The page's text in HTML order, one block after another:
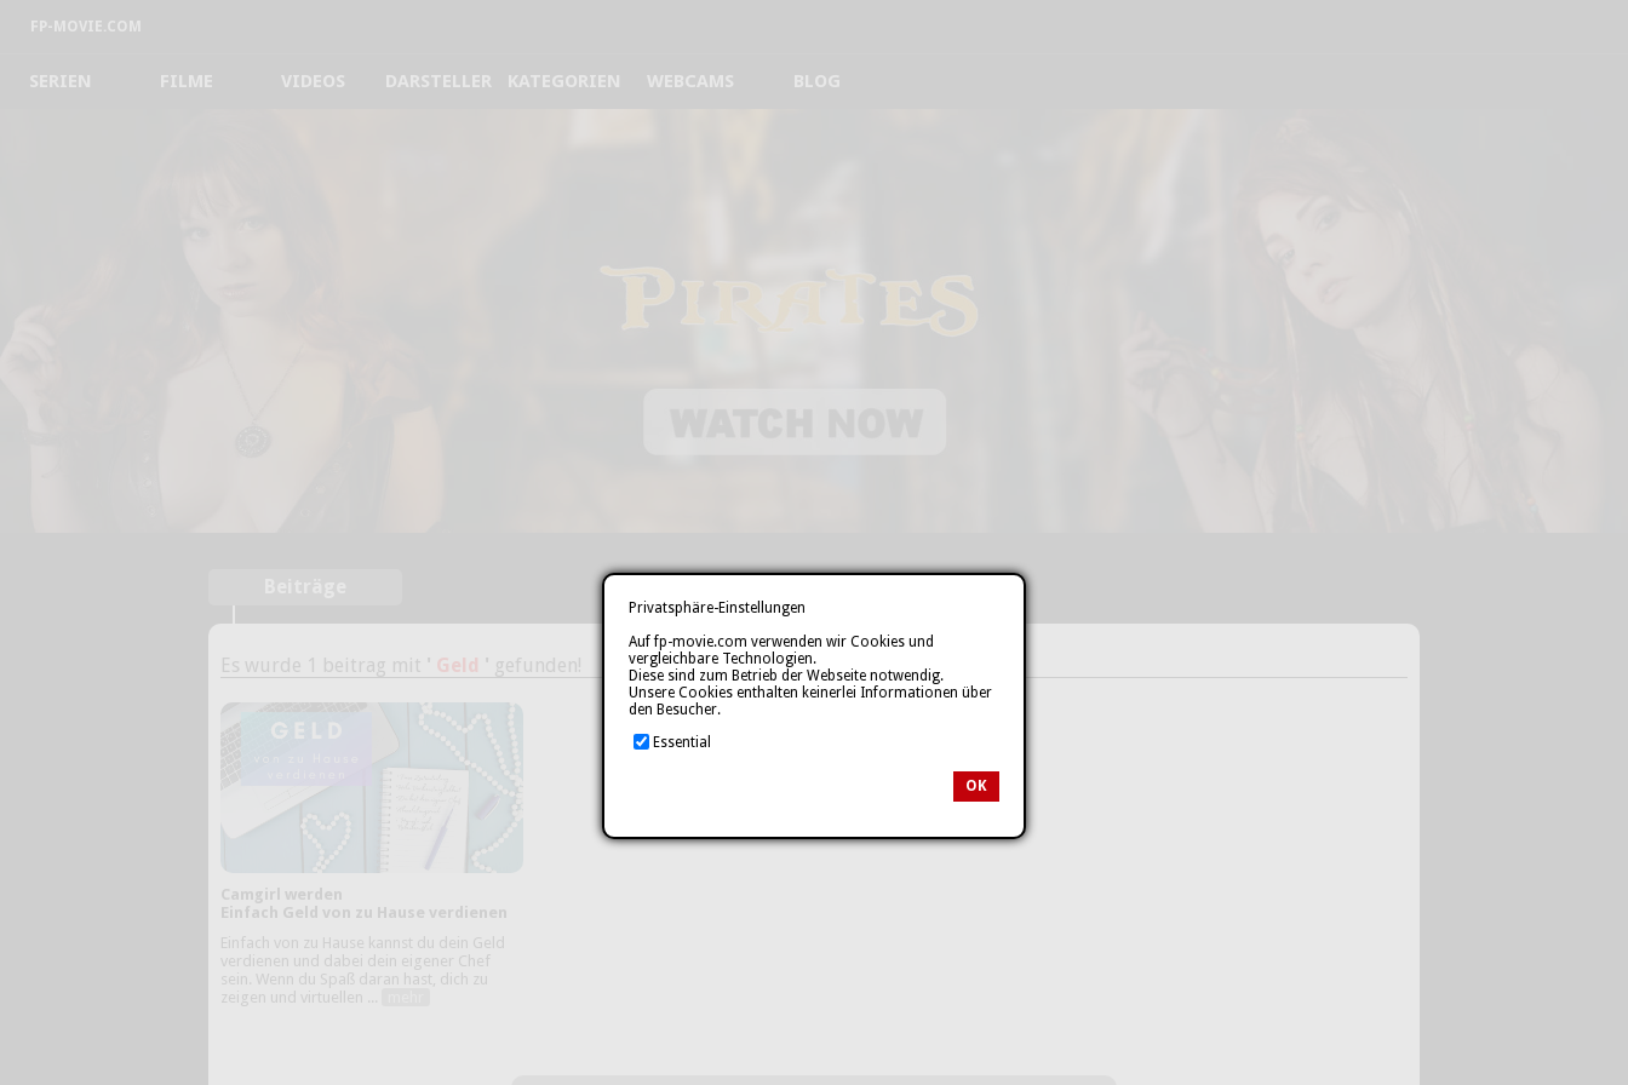
FP-MOVIE.COM
SERIEN FILME VIDEOS DARSTELLER KATEGORIEN WEBCAMS BLOG
Privatsphäre-Einstellungen
Auf fp-movie.com verwenden wir Cookies und
vergleichbare Technologien.
Diese sind zum Betrieb der Webseite notwendig.
Unsere Cookies enthalten keinerlei Informationen über
den Besucher.
Essential
OK
Es wurde 1 beitrag mit ' Geld ' gefunden!
Camgirl werden
Einfach Geld von zu Hause verdienen
Einfach von zu Hause kannst du dein Geld
verdienen und dabei dein eigener Chef
sein. Wenn du Spaß daran hast, dich zu
zeigen und virtuellen ...